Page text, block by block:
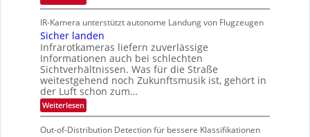
e
n
4
K
-
M
e
m
s
u
M
l
i
c
h
k
e
r
d
e
r
i
n
V
I
S
G
u
i
d
e
d
T
o
u
r
IR-Kamera unterstützt autonome Landung von Flugzeugen
Sicher landen
Infrarotkameras liefern zuverlässige
Informationen auch bei schlechten
Sichtverhältnissen. Was für die Straße
weitestgehend noch Zukunftsmusik ist, gehört in
der Luft schon zum…
Weiterlesen:
S
c
Out-of-Distribution Detection für bessere Klassifikationen